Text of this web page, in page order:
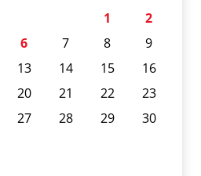
1
2
6 7 8
9
13 14 15
16
20 21 22
23
27 28 29
30